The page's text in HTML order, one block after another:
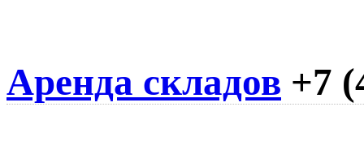
Аренда складов +7